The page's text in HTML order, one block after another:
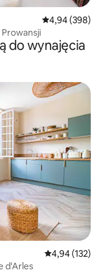
Średnia
4,94 (398)
do wynajęcia
Średnia
4,94 (132)
d'Arles